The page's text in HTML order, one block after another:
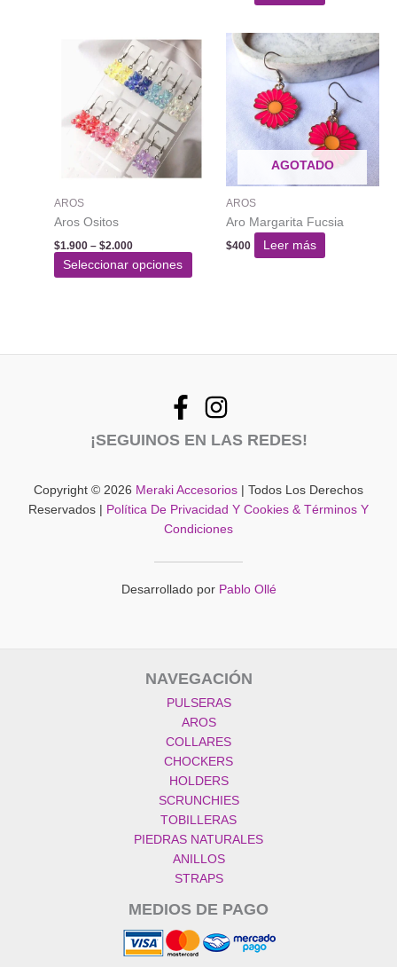
AROS
Aros Ositos
$1.900 – $2.000Rango
precios:
Seleccionar opciones
pueden
elegir
página
del
producto
AGOTADO
AROS
Aro Margarita Fucsia
$400 Leer más
¡SEGUINOS EN LAS REDES!
Copyright © 2026 Meraki Accesorios | Todos Los Derechos
Reservados |
Política De Privacidad Y Cookies & Términos Y
Condiciones
Desarrollado por Pablo Ollé
NAVEGACIÓN
PULSERAS
AROS
COLLARES
CHOCKERS
HOLDERS
SCRUNCHIES
TOBILLERAS
PIEDRAS NATURALES
ANILLOS
STRAPS
MEDIOS DE PAGO